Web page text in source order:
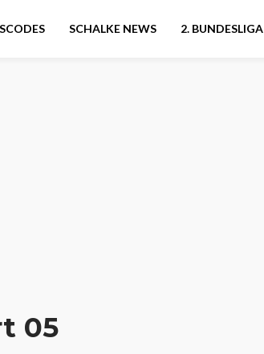
SCHALKE NEWS 2. BUNDESLIGA
05